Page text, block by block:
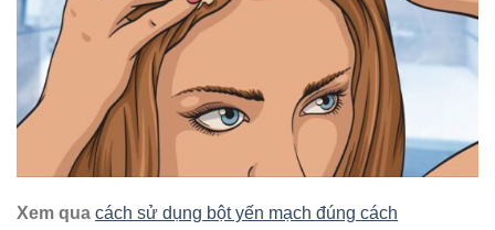
Xem qua cách sử dụng bột yến mạch đúng cách